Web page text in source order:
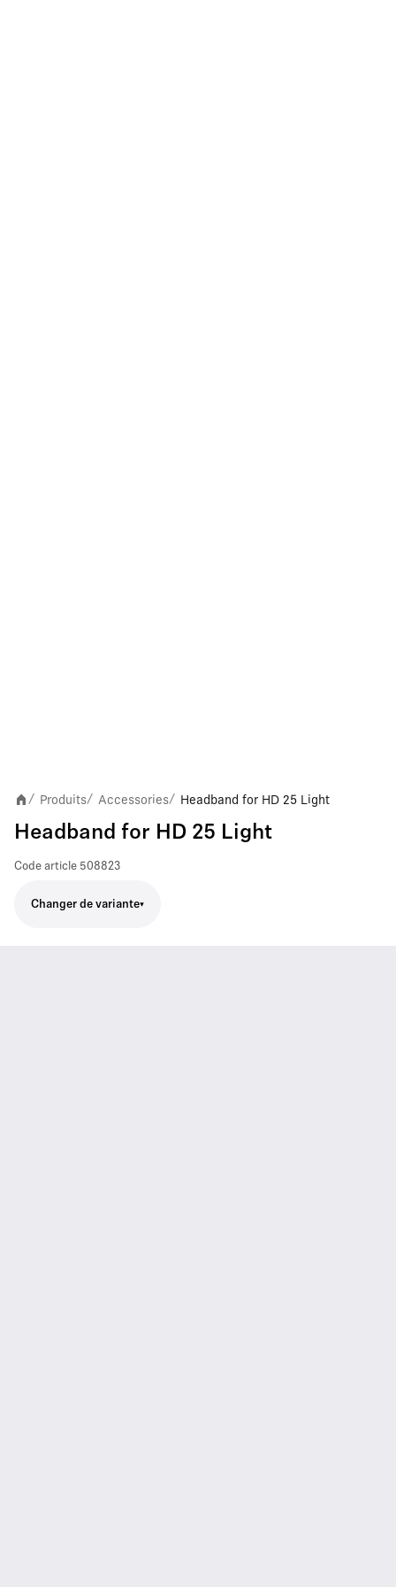
/ Produits/ Accessories/ Headband for HD 25 Light
Headband for HD 25 Light
Code article 508823
Changer de variante